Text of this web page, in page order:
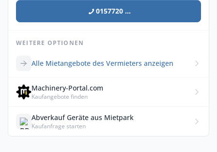
0157720 ...
WEITERE OPTIONEN
Alle Mietangebote des Vermieters anzeigen
Machinery-Portal.com
Kaufangebote finden
Abverkauf Geräte aus Mietpark
Kaufanfrage starten